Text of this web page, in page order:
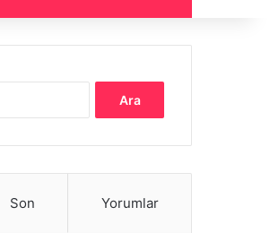
Son Yorumlar